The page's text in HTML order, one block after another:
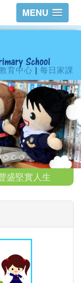
MENU
育中心 | 每日家課
盛堅實人生